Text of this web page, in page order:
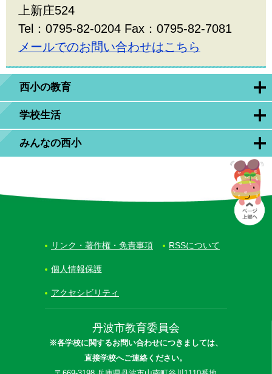
西小の教育
学校生活
みんなの西小
上新庄524
Tel：0795-82-0204 Fax：0795-82-7081
メールでのお問い合わせはこちら
丹波市教育委員会
※各学校に関するお問い合わせにつきましては、
直接学校へご連絡ください。
リンク・著作権・免責事項 RSSについて
個人情報保護
アクセシビリティ